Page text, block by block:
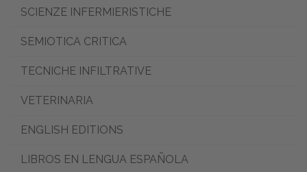
SCIENZE INFERMIERISTICHE
SEMIOTICA CRITICA
TECNICHE INFILTRATIVE
VETERINARIA
ENGLISH EDITIONS
LIBROS EN LENGUA ESPAÑOLA